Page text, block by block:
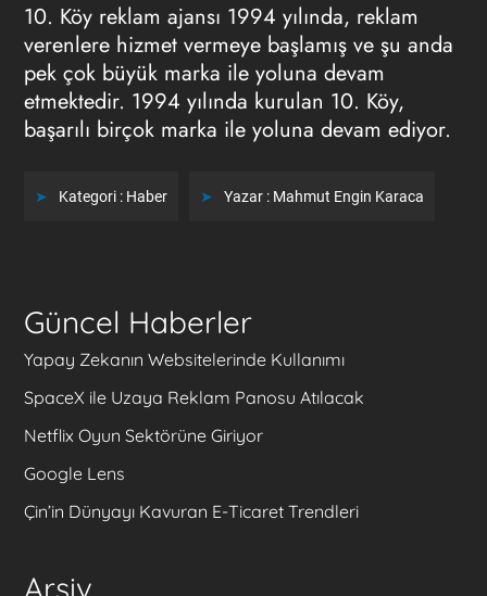
10. Köy reklam ajansı 1994 yılında, reklam
verenlere hizmet vermeye başlamış ve şu anda
pek çok büyük marka ile yoluna devam
etmektedir. 1994 yılında kurulan 10. Köy,
başarılı birçok marka ile yoluna devam ediyor.
Kategori : Haber Yazar : Mahmut Engin Karaca
Güncel Haberler
Yapay Zekanın Websitelerinde Kullanımı
SpaceX ile Uzaya Reklam Panosu Atılacak
Netflix Oyun Sektörüne Giriyor
Google Lens
Çin’in Dünyayı Kavuran E-Ticaret Trendleri
Arşiv